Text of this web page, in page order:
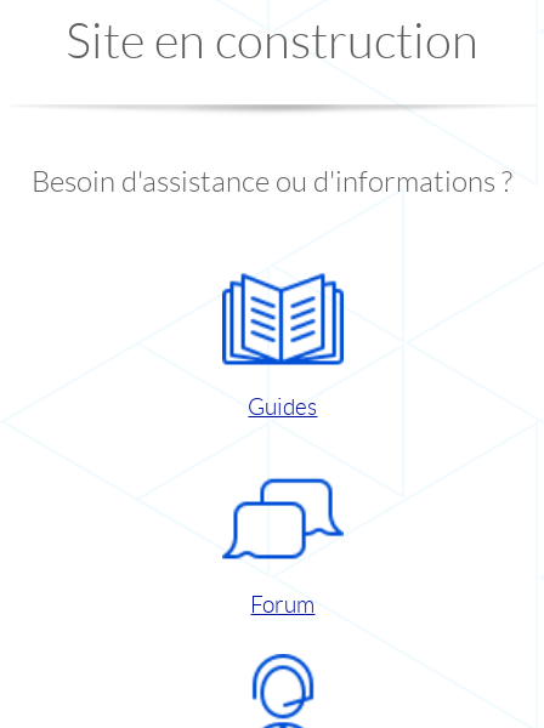
Site en construction
Besoin d'assistance ou d'informations ?
Guides
Forum